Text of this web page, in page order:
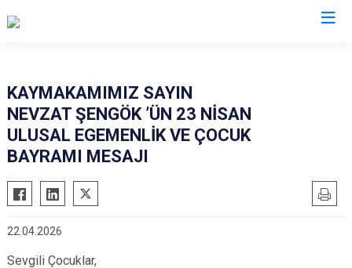
Anamur
Aydıncık
Çamlıyayla
Silifke
Tarsus
KAYMAKAMIMIZ SAYIN
NEVZAT ŞENGÖK ’ÜN 23 NİSAN
ULUSAL EGEMENLİK VE ÇOCUK
BAYRAMI MESAJI
22.04.2026
Sevgili Çocuklar,